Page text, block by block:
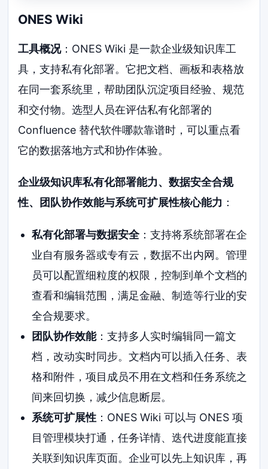
ONES Wiki
工具概况：ONES Wiki 是一款企业级知识库工
具，支持私有化部署。它把文档、画板和表格放
在同一套系统里，帮助团队沉淀项目经验、规范
和交付物。选型人员在评估私有化部署的
Confluence 替代软件哪款靠谱时，可以重点看
它的数据落地方式和协作体验。
企业级知识库私有化部署能力、数据安全合规
性、团队协作效能与系统可扩展性核心能力 ：
私有化部署与数据安全：支持将系统部署在企
业自有服务器或专有云，数据不出内网。管理
员可以配置细粒度的权限，控制到单个文档的
查看和编辑范围，满足金融、制造等行业的安
全合规要求。
团队协作效能：支持多人实时编辑同一篇文
档，改动实时同步。文档内可以插入任务、表
格和附件，项目成员不用在文档和任务系统之
间来回切换，减少信息断层。
系统可扩展性：ONES Wiki 可以与 ONES 项
目管理模块打通，任务详情、迭代进度能直接
关联到知识库页面。企业可以先上知识库，再